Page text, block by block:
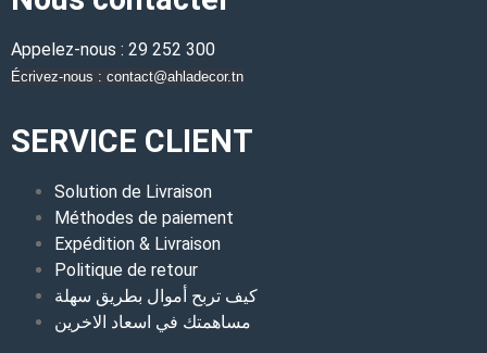
Appelez-nous : 29 252 300
Écrivez-nous : contact@ahladecor.tn
SERVICE CLIENT
Solution de Livraison
Méthodes de paiement
Expédition & Livraison
Politique de retour
كيف تربح أموال بطريق سهلة
مساهمتك في اسعاد الاخرين